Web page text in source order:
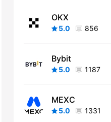
OKX
5.0 856
Bybit
5.0 1187
MEXC
5.0 1331